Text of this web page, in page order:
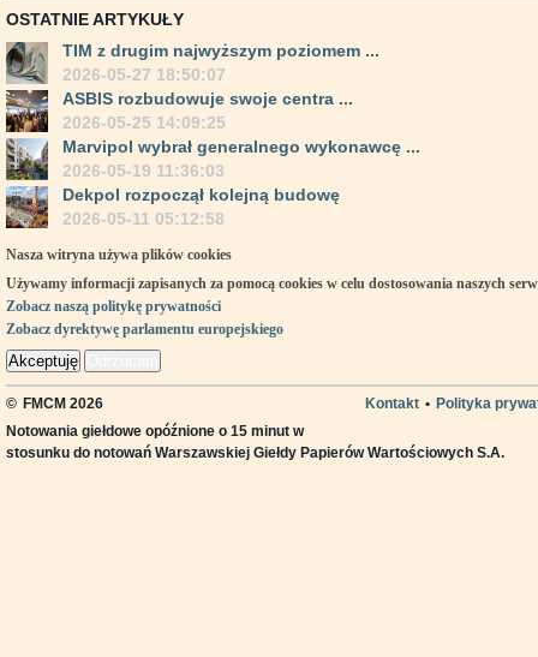
OSTATNIE ARTYKUŁY
TIM z drugim najwyższym poziomem ...
2026-05-27 18:50:07
ASBIS rozbudowuje swoje centra ...
2026-05-25 14:09:25
Marvipol wybrał generalnego wykonawcę ...
2026-05-19 11:36:03
Dekpol rozpoczął kolejną budowę
2026-05-11 05:12:58
Nasza witryna używa plików cookies
Używamy informacji zapisanych za pomocą cookies w celu dostosowania naszych
Zobacz naszą politykę prywatności
Zobacz dyrektywę parlamentu europejskiego
Akceptuję
© FMCM 2026 Kontakt • Polityka
Notowania giełdowe opóźnione o 15 minut w
stosunku do notowań Warszawskiej Giełdy Papierów Wartościowych S.A.